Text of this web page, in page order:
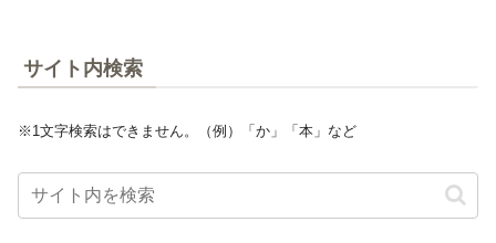
サイト内検索
※1文字検索はできません。（例）「か」「本」など